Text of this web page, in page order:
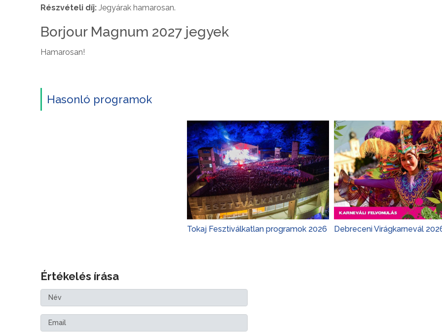
Részvételi díj: Jegyárak hamarosan.
Borjour Magnum 2027 jegyek
Hamarosan!
Hasonló programok
Tokaj Fesztiválkatlan programok 2026 Debreceni Virágkarnevál
Értékelés írása